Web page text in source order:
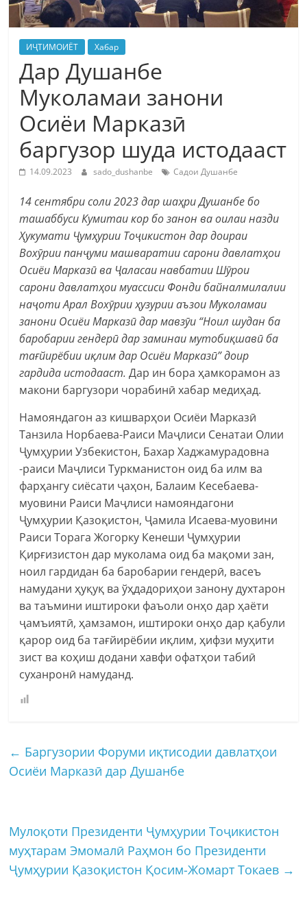
ИҶТИМОИЁТ Хабар
Дар Душанбе
Муколамаи занони
Осиёи Марказӣ
баргузор шуда истодааст
14.09.2023 sado_dushanbe Садои Душанбе
14 сентябри соли 2023 дар шаҳри Душанбе бо
ташаббуси Кумитаи кор бо занон ва оилаи назди
Ҳукумати Ҷумҳурии Тоҷикистон дар доираи
Вохӯрии панҷуми машваратии сарони давлатҳои
Осиёи Марказӣ ва Ҷаласаи навбатии Шӯрои
сарони давлатҳои муассиси Фонди байналмилалии
наҷоти Арал Вохӯрии ҳузурии аъзои Муколамаи
занони Осиёи Марказӣ дар мавзӯи “Ноил шудан ба
баробарии гендерӣ дар заминаи мутобиқшавӣ ба
тағйирёбии иқлим дар Осиёи Марказӣ” доир
гардида истодааст.Дар ин бора ҳамкорамон аз
макони баргузори чорабинӣ хабар медиҳад.
Намояндагон аз кишварҳои Осиёи Марказӣ
Танзила Норбаева-Раиси Маҷлиси Сенатаи Олии
Ҷумҳурии Узбекистон, Бахар Хаджамурадовна
-раиси Маҷлиси Туркманистон оид ба илм ва
фарҳангу сиёсати ҷаҳон, Балаим Кесебаева-
муовини Раиси Маҷлиси намояндагони
Ҷумҳурии Қазоқистон, Ҷамила Исаева-муовини
Раиси Торага Жогорку Кенеши Ҷумҳурии
Қирғизистон дар муколама оид ба мақоми зан,
ноил гардидан ба баробарии гендерӣ, васеъ
намудани ҳуқуқ ва ўҳдадориҳои занону духтарон
ва таъмини иштироки фаъоли онҳо дар ҳаёти
ҷамъиятӣ, ҳамзамон, иштироки онҳо дар қабули
қарор оид ба тағйирёбии иқлим, ҳифзи муҳити
зист ва коҳиш додани хавфи офатҳои табиӣ
суханронӣ намуданд.
← Баргузории Форуми иқтисодии давлатҳои
Осиёи Марказӣ дар Душанбе
Мулоқоти Президенти Ҷумҳурии Тоҷикистон
муҳтарам Эмомалӣ Раҳмон бо Президенти
Ҷумҳурии Қазоқистон Қосим-Жомарт Токаев →